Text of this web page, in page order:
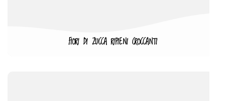
FIORI DI ZUCCA RIPIENI CROCCANTI